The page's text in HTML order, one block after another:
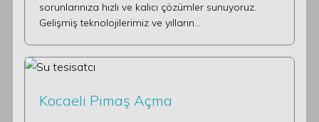
sorunlarınıza hızlı ve kalıcı çözümler sunuyoruz.
Gelişmiş teknolojilerimiz ve yılların…
Kocaeli Pimaş Açma